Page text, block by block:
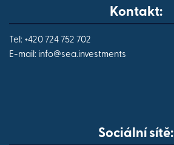
Kontakt:
Tel: +420 724 752 702
E-mail: info@sea.investments
Sociální sítě: